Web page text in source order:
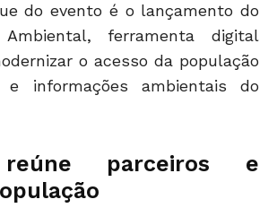
do evento é o lançamento do
ferramenta digital
o acesso da população
e informações ambientais do
parceiros e